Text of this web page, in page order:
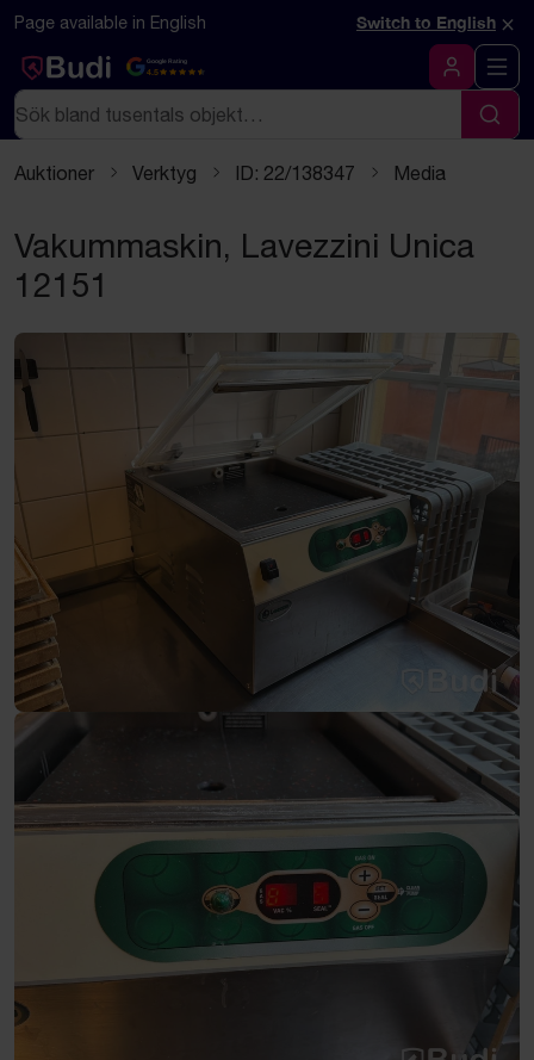
Hoppa till innehåll
Page available in English Switch to English ×
Google Rating
4.5
Logga in
Sök
Sök
Auktioner Verktyg ID: 22/138347 Media
Vakummaskin, Lavezzini Unica
12151